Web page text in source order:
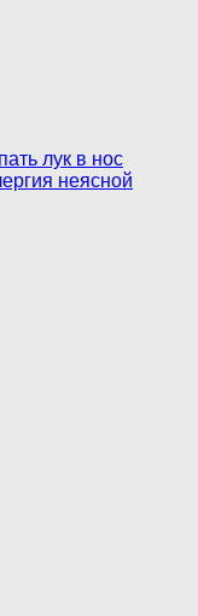
лук в нос
неясной